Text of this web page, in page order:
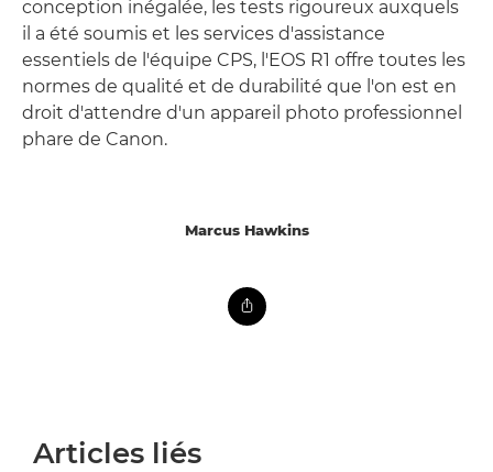
conception inégalée, les tests rigoureux auxquels
il a été soumis et les services d'assistance
essentiels de l'équipe CPS, l'EOS R1 offre toutes les
normes de qualité et de durabilité que l'on est en
droit d'attendre d'un appareil photo professionnel
phare de Canon.
Marcus Hawkins
Articles liés